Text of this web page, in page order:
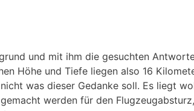
und mit ihm die gesuchten
Höhe und Tiefe liegen also 16
was dieser Gedanke soll. Es liegt
werden für den